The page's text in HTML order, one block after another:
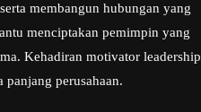
membangun hubungan yang
menciptakan pemimpin yang
Kehadiran motivator leadership
perusahaan.